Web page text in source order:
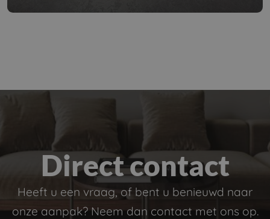
Direct contact
Heeft u een vraag, of bent u benieuwd naar
onze aanpak? Neem dan contact met ons op.